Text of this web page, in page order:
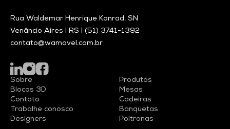
Rua Waldemar Henrique Konrad, SN
Venâncio Aires | RS | (51) 3741-1392
contato@wamovel.com.br
Sobre
Blocos 3D
Contato
Trabalhe conosco
Designers
Produtos
Mesas
Cadeiras
Banquetas
Poltronas